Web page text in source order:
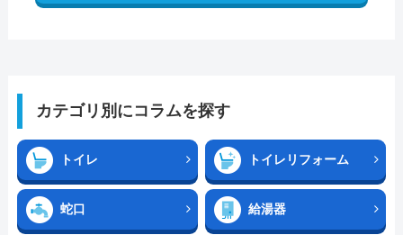
カテゴリ別にコラムを探す
トイレ トイレリフォーム
蛇口 給湯器